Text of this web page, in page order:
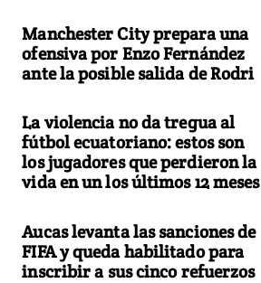
Manchester City prepara una
ofensiva por Enzo Fernández
ante la posible salida de Rodri
La violencia no da tregua al
fútbol ecuatoriano: estos son
los jugadores que perdieron la
vida en un los últimos 12 meses
Aucas levanta las sanciones de
FIFA y queda habilitado para
inscribir a sus cinco refuerzos